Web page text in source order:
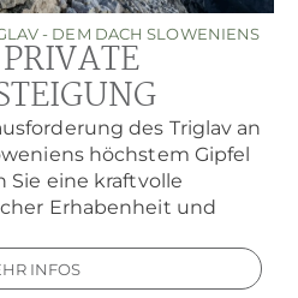
- DEM DACH SLOWENIENS
des Triglav an
höchstem Gipfel
Sie eine kraftvolle
Erhabenheit und
INFOS